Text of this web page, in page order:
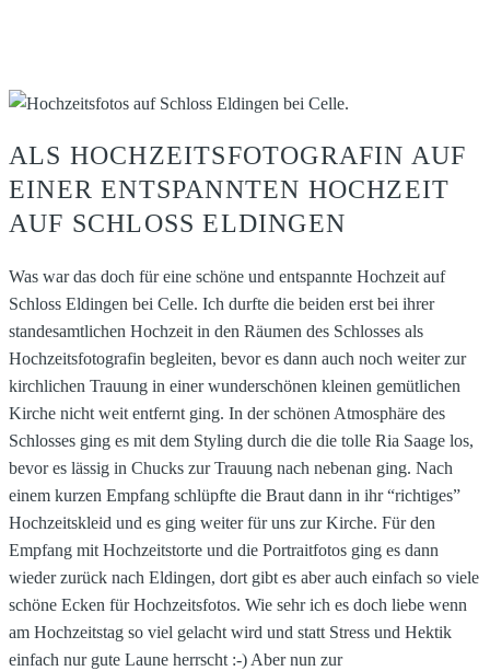
ALS HOCHZEITSFOTOGRAFIN AUF
EINER ENTSPANNTEN HOCHZEIT
AUF SCHLOSS ELDINGEN
Was war das doch für eine schöne und entspannte Hochzeit auf
Schloss Eldingen bei Celle. Ich durfte die beiden erst bei ihrer
standesamtlichen Hochzeit in den Räumen des Schlosses als
Hochzeitsfotografin begleiten, bevor es dann auch noch weiter zur
kirchlichen Trauung in einer wunderschönen kleinen gemütlichen
Kirche nicht weit entfernt ging. In der schönen Atmosphäre des
Schlosses ging es mit dem Styling durch die die tolle Ria Saage los,
bevor es lässig in Chucks zur Trauung nach nebenan ging. Nach
einem kurzen Empfang schlüpfte die Braut dann in ihr “richtiges”
Hochzeitskleid und es ging weiter für uns zur Kirche. Für den
Empfang mit Hochzeitstorte und die Portraitfotos ging es dann
wieder zurück nach Eldingen, dort gibt es aber auch einfach so viele
schöne Ecken für Hochzeitsfotos. Wie sehr ich es doch liebe wenn
am Hochzeitstag so viel gelacht wird und statt Stress und Hektik
einfach nur gute Laune herrscht :-) Aber nun zur